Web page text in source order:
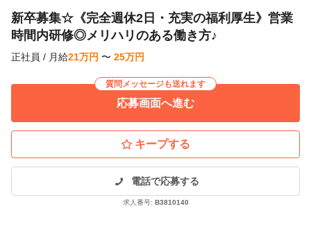
新卒募集☆《完全週休2日・充実の福利厚生》営業
時間内研修◎メリハリのある働き方♪
正社員 / 月給21万円 〜 25万円
質問メッセージも送れます
応募画面へ進む
キープする
電話で応募する
求人番号: B3810140